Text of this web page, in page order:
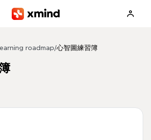
Learning roadmap/心智圖練習簿